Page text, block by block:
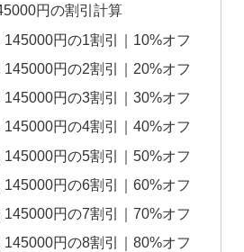
円の割引計算
145000円の1割引｜10%オフ
145000円の2割引｜20%オフ
145000円の3割引｜30%オフ
145000円の4割引｜40%オフ
145000円の5割引｜50%オフ
145000円の6割引｜60%オフ
145000円の7割引｜70%オフ
145000円の8割引｜80%オフ